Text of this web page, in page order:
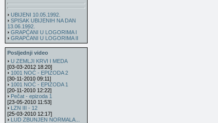
UBIJENI 10.05.1992.
SPISAK UBIJENIH NA DAN
13.06.1992.
GRAPĆANI U LOGORIMA I
GRAPĆANI U LOGORIMA II
Posljednji video
U ZEMLJI KRVI I MEDA
[03-03-2012 18:20]
1001 NOĆ - EPIZODA 2
[30-11-2010 09:11]
1001 NOĆ - EPIZODA 1
[20-11-2010 12:22]
Pečat - epizoda 1
[23-05-2010 11:53]
LZN III - 12
[25-03-2010 12:17]
LUD ZBUNJEN NORMALA...